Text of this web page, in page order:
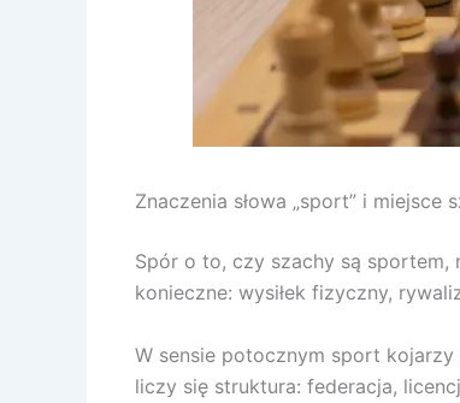
Znaczenia słowa „sport” i
Spór o to, czy szachy są sportem,
konieczne: wysiłek fizyczny,
W sensie potocznym sport
liczy się struktura: federacja,